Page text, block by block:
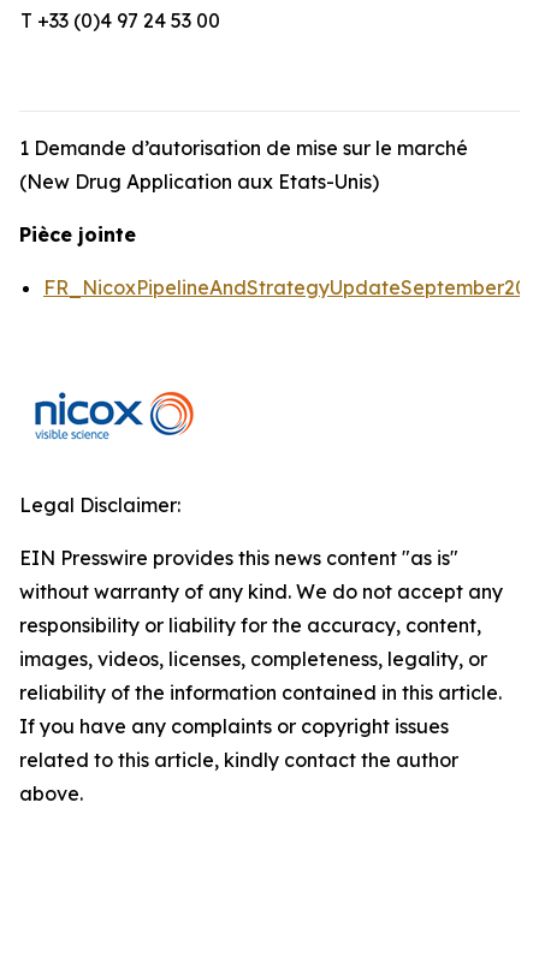
T +33 (0)4 97 24 53 00
1 Demande d’autorisation de mise sur le marché
(New Drug Application aux Etats-Unis)
Pièce jointe
Legal Disclaimer:
EIN Presswire provides this news content "as is"
without warranty of any kind. We do not accept any
responsibility or liability for the accuracy, content,
images, videos, licenses, completeness, legality, or
reliability of the information contained in this article.
If you have any complaints or copyright issues
related to this article, kindly contact the author
above.